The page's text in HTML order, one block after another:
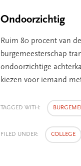
Ondoorzichtig
Ruim 80 procent van
burgemeesterschap
ondoorzichtige
kiezen voor iemand
TAGGED WITH:
FILED UNDER: COLLEGE